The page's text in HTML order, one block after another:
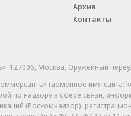
Архив
Контакты
127006, Москва, Оружейный
(доменное имя сайта:
по надзору в сфере связи,
(Роскомнадзор),